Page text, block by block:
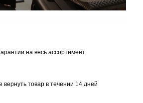
на весь ассортимент
вернуть товар в течении 14 дней